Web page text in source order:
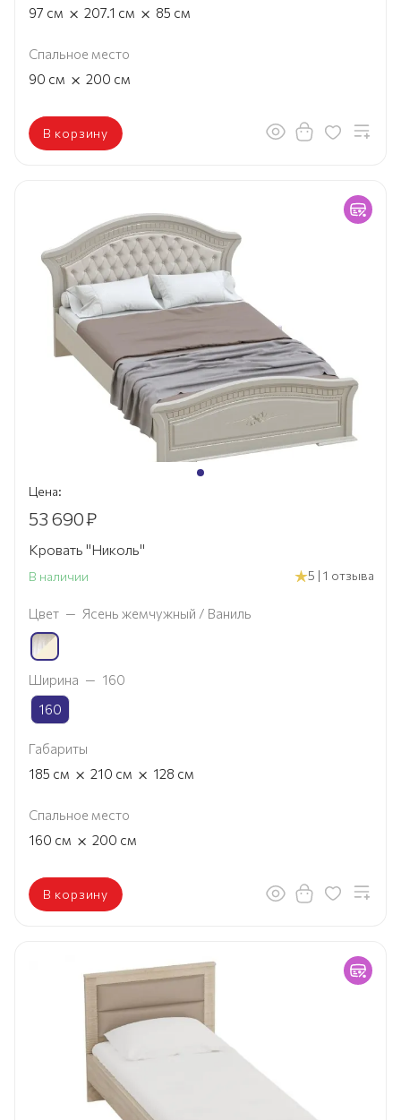
97 см × 207.1 см × 85 см
Спальное место
90 см × 200 см
В корзину
Цена:
53 690₽
Кровать "Николь"
В наличии 5 | 1 отзыва
Цвет — Ясень жемчужный / Ваниль
Ширина — 160
160
Габариты
185 см × 210 см × 128 см
Спальное место
160 см × 200 см
В корзину